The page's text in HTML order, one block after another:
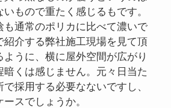
もので重たく感じるもです。
も通常のポリカに比べて濃いで
紹介する弊社施工現場を見て頂
ように、横に屋外空間が広がり
暗くは感じません。元々日当た
で採用する必要なないですし、
スでしょうか。